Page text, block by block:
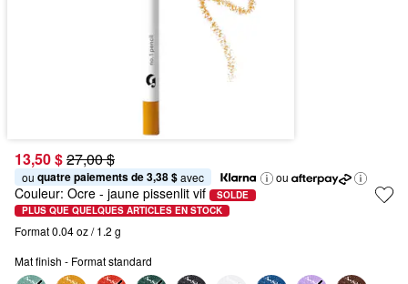
13,50 $27,00 $
ou quatre paiements de 3,38 $ avec ou
Couleur: Ocre - jaune pissenlit vif
SOLDE
PLUS QUE QUELQUES ARTICLES EN STOCK
Format 0.04 oz / 1.2 g
Mat finish - Format standard